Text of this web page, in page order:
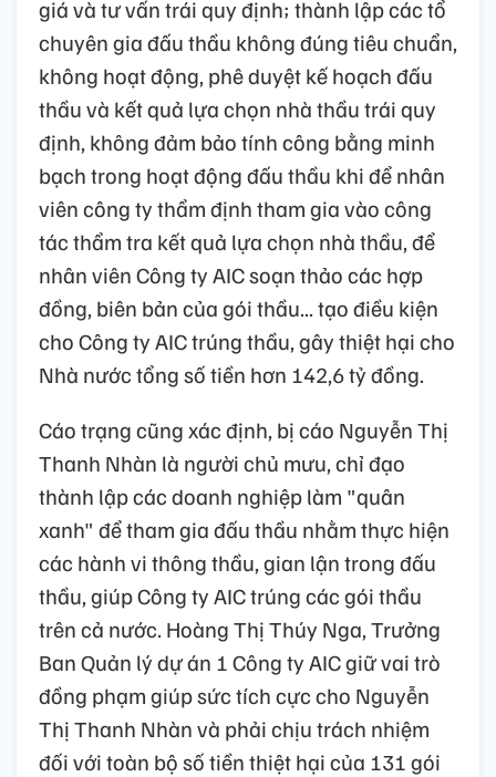
giá và tư vấn trái quy định; thành lập các tổ
chuyên gia đấu thầu không đúng tiêu chuẩn,
không hoạt động, phê duyệt kế hoạch đấu
thầu và kết quả lựa chọn nhà thầu trái quy
định, không đảm bảo tính công bằng minh
bạch trong hoạt động đấu thầu khi để nhân
viên công ty thẩm định tham gia vào công
tác thẩm tra kết quả lựa chọn nhà thầu, để
nhân viên Công ty AIC soạn thảo các hợp
đồng, biên bản của gói thầu... tạo điều kiện
cho Công ty AIC trúng thầu, gây thiệt hại cho
Nhà nước tổng số tiền hơn 142,6 tỷ đồng.
Cáo trạng cũng xác định, bị cáo Nguyễn Thị
Thanh Nhàn là người chủ mưu, chỉ đạo
thành lập các doanh nghiệp làm "quân
xanh" để tham gia đấu thầu nhằm thực hiện
các hành vi thông thầu, gian lận trong đấu
thầu, giúp Công ty AIC trúng các gói thầu
trên cả nước. Hoàng Thị Thúy Nga, Trưởng
Ban Quản lý dự án 1 Công ty AIC giữ vai trò
đồng phạm giúp sức tích cực cho Nguyễn
Thị Thanh Nhàn và phải chịu trách nhiệm
đối với toàn bộ số tiền thiệt hại của 131 gói